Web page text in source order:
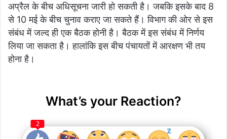
अप्रैल के बीच अधिसूचना जारी हो सकती है। जबकि इसके बाद 8
से 10 मई के बीच चुनाव कराए जा सकते हैं। विभाग की ओर से इस
संबंध में जल्द ही एक बैठक होनी है। बैठक में इस संबंध में निर्णय
लिया जा सकता है। हालांकि इस बीच पंचायतों में आरक्षण भी तय
होना है।
What’s your Reaction?
2